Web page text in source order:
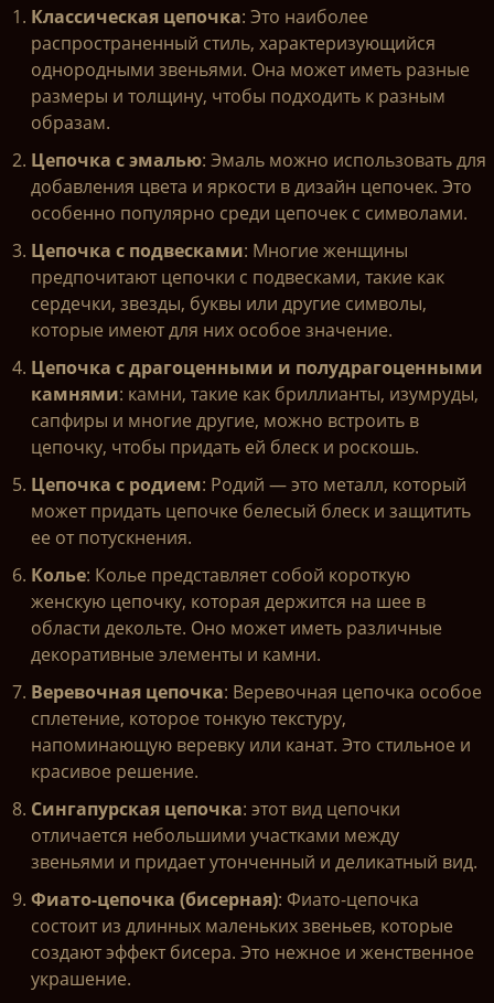
Классическая цепочка: Это наиболее
распространенный стиль, характеризующийся
однородными звеньями. Она может иметь разные
размеры и толщину, чтобы подходить к разным
образам.
Цепочка с эмалью: Эмаль можно использовать для
добавления цвета и яркости в дизайн цепочек. Это
особенно популярно среди цепочек с символами.
Цепочка с подвесками: Многие женщины
предпочитают цепочки с подвесками, такие как
сердечки, звезды, буквы или другие символы,
которые имеют для них особое значение.
Цепочка с драгоценными и полудрагоценными
камнями: камни, такие как бриллианты, изумруды,
сапфиры и многие другие, можно встроить в
цепочку, чтобы придать ей блеск и роскошь.
Цепочка с родием: Родий — это металл, который
может придать цепочке белесый блеск и защитить
ее от потускнения.
Колье: Колье представляет собой короткую
женскую цепочку, которая держится на шее в
области декольте. Оно может иметь различные
декоративные элементы и камни.
Веревочная цепочка: Веревочная цепочка особое
сплетение, которое тонкую текстуру,
напоминающую веревку или канат. Это стильное и
красивое решение.
Сингапурская цепочка: этот вид цепочки
отличается небольшими участками между
звеньями и придает утонченный и деликатный вид.
Фиато-цепочка (бисерная): Фиато-цепочка
состоит из длинных маленьких звеньев, которые
создают эффект бисера. Это нежное и женственное
украшение.